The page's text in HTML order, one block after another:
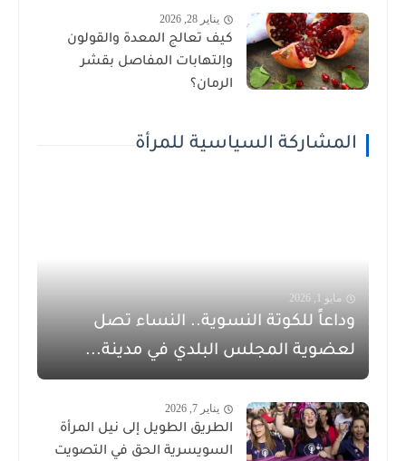
يناير 28, 2026
كيف تعالج المعدة والقولون
وإلتهابات المفاصل بقشر
الرمان؟
المشاركة السياسية للمرأة
مايو 1, 2026
وداعاً للكوتة النسوية.. النساء تصل
لعضوية المجلس البلدي في مدينة...
يناير 7, 2026
الطريق الطويل إلى نيل المرأة
السويسرية الحق في التصويت